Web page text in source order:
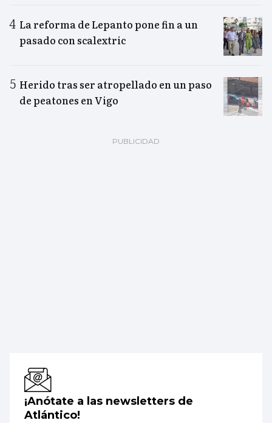
La reforma de Lepanto pone fin a un
pasado con scalextric
Herido tras ser atropellado en un paso
de peatones en Vigo
¡Anótate a las newsletters de
Atlántico!